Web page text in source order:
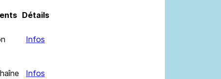
Détails
Infos
Infos